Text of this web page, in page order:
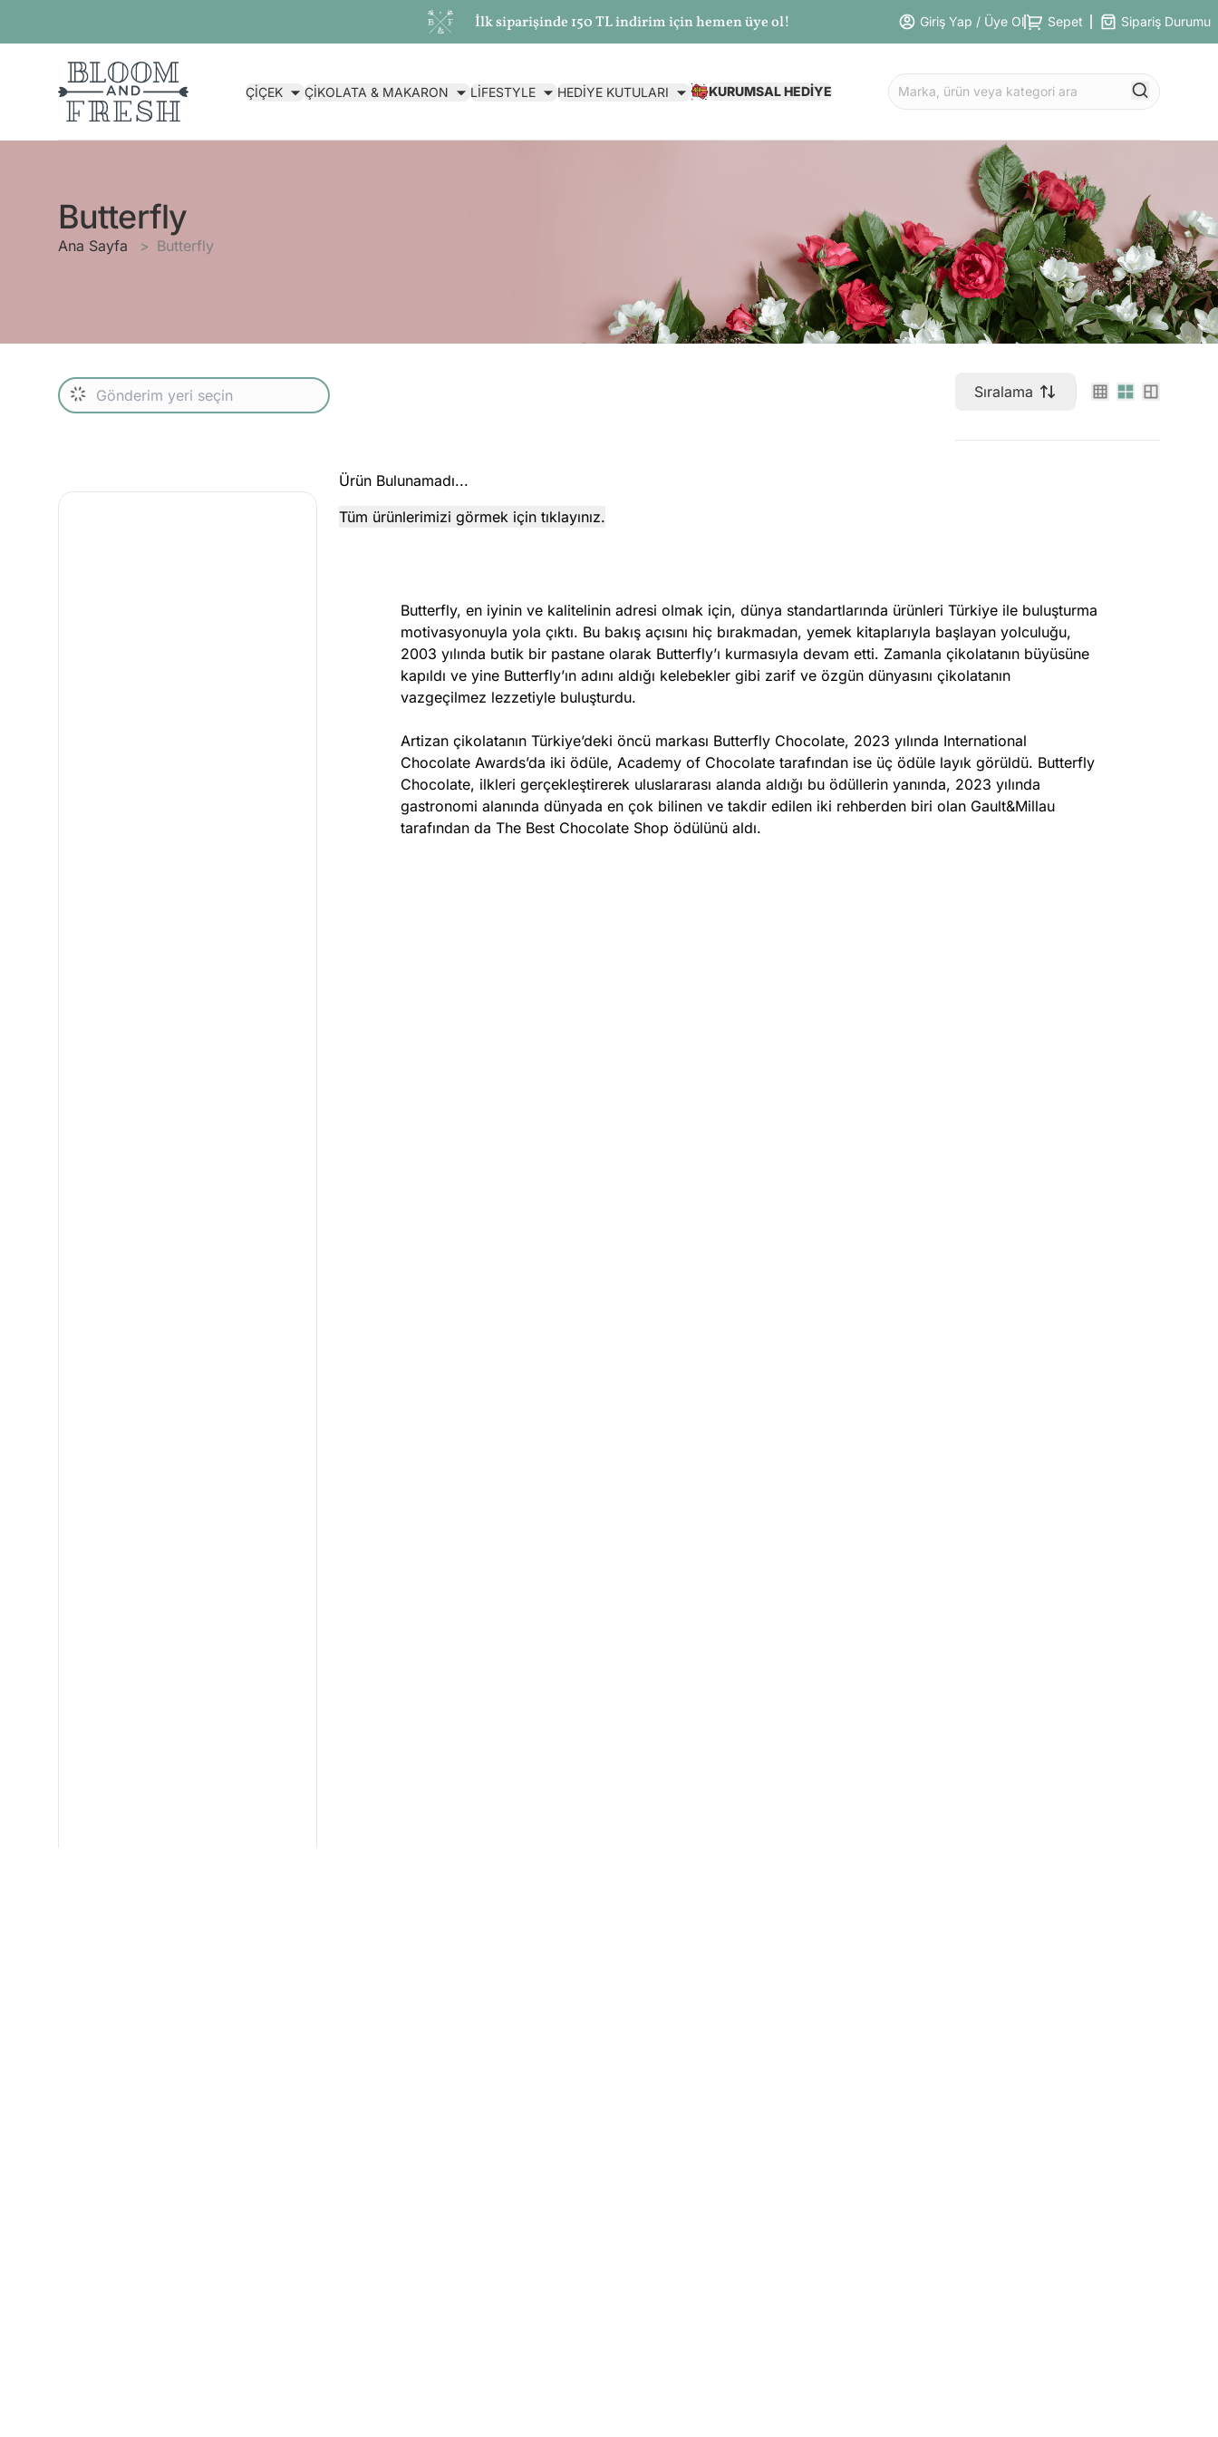
İlk siparişinde 150 TL indirim için hemen üye ol! Giriş Yap / Üye Ol Sepet Sipariş Durumu
ÇİÇEK ÇİKOLATA & MAKARON LİFESTYLE HEDİYE KUTULARI KURUMSAL HEDİYE
Butterfly
Ana Sayfa Butterfly
Sıralama
Ürün Bulunamadı...
Tüm ürünlerimizi görmek için tıklayınız.
Butterfly, en iyinin ve kalitelinin adresi olmak için, dünya standartlarında ürünleri Türkiye ile buluşturma
motivasyonuyla yola çıktı. Bu bakış açısını hiç bırakmadan, yemek kitaplarıyla başlayan yolculuğu,
2003 yılında butik bir pastane olarak Butterfly’ı kurmasıyla devam etti. Zamanla çikolatanın büyüsüne
kapıldı ve yine Butterfly’ın adını aldığı kelebekler gibi zarif ve özgün dünyasını çikolatanın
vazgeçilmez lezzetiyle buluşturdu.
Artizan çikolatanın Türkiye’deki öncü markası Butterfly Chocolate, 2023 yılında International
Chocolate Awards’da iki ödüle, Academy of Chocolate tarafından ise üç ödüle layık görüldü. Butterfly
Chocolate, ilkleri gerçekleştirerek uluslararası alanda aldığı bu ödüllerin yanında, 2023 yılında
gastronomi alanında dünyada en çok bilinen ve takdir edilen iki rehberden biri olan Gault&Millau
tarafından da The Best Chocolate Shop ödülünü aldı.